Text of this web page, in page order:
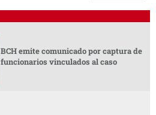
BCH emite comunicado por captura de
funcionarios vinculados al caso